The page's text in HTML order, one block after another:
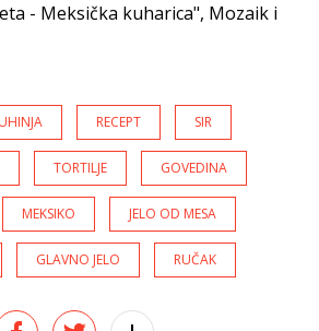
- Meksička kuharica", Mozaik i
RECEPT SIR
TORTILJE GOVEDINA
MEKSIKO JELO OD MESA
GLAVNO JELO RUČAK